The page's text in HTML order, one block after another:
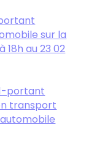
sur la
18h au 23 02
portant
transport